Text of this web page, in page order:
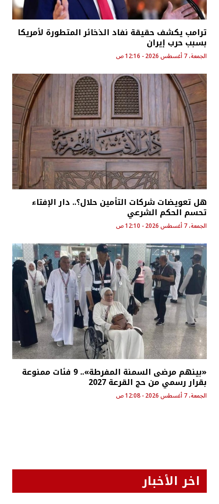
ترامب يكشف حقيقة نفاد الذخائر المتطورة لأمريكا
بسبب حرب إيران
الجمعة، 7 أغسطس 2026 - 12:16 ص
هل تعويضات شركات التأمين حلال؟.. دار الإفتاء
تحسم الحكم الشرعي
الجمعة، 7 أغسطس 2026 - 12:10 ص
«بينهم مرضى السمنة المفرطة».. 9 فئات ممنوعة
بقرار رسمي من حج القرعة 2027
الجمعة، 7 أغسطس 2026 - 12:08 ص
اخر الأخبار